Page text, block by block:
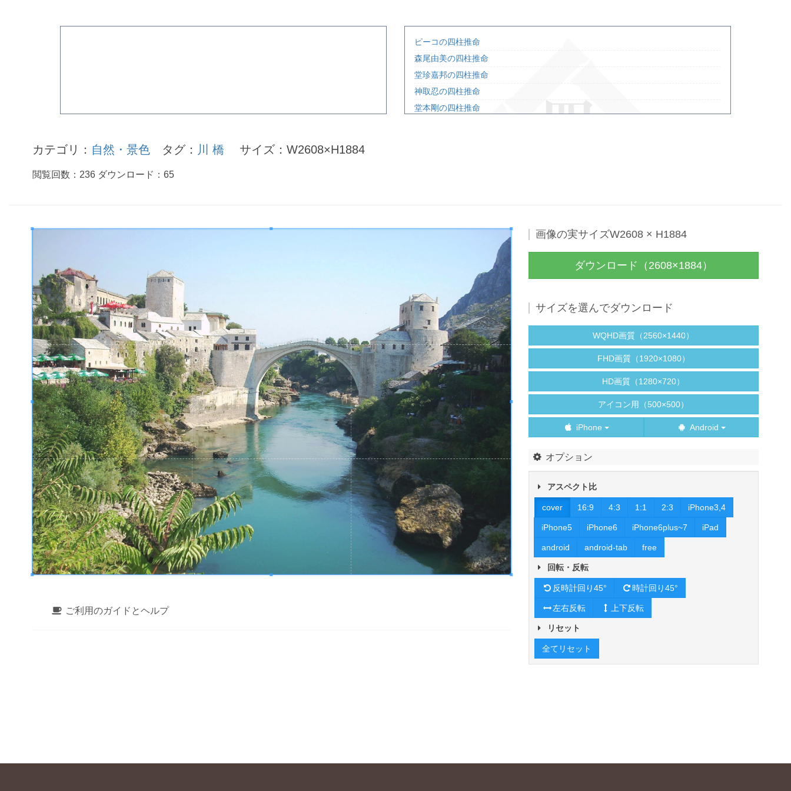
ピーコの四柱推命
森尾由美の四柱推命
堂珍嘉邦の四柱推命
神取忍の四柱推命
堂本剛の四柱推命
カテゴリ： 自然・景色 タグ： 川 橋 サイズ：W2608×H1884
閲覧回数： 236 ダウンロード： 65
ご利用のガイドとヘルプ
画像の実サイズW2608 × H1884
ダウンロード（2608×1884）
サイズを選んでダウンロード
WQHD画質（2560×1440）
FHD画質（1920×1080）
HD画質（1280×720）
アイコン用（500×500）
iPhone Android
オプション
アスペクト比
cover 16:9 4:3 1:1 2:3 iPhone3,4
iPhone5 iPhone6 iPhone6plus~7 iPad
android android-tab free
回転・反転
反時計回り45° 時計回り45°
左右反転 上下反転
リセット
全てリセット